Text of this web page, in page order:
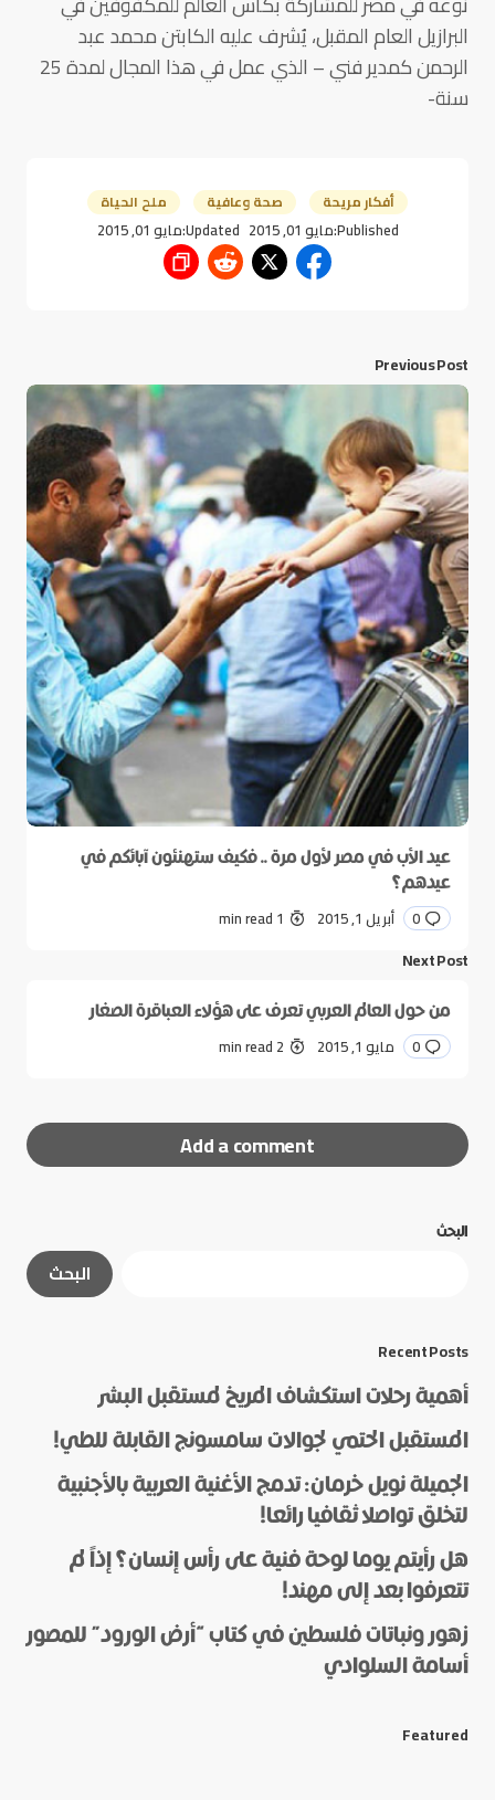
البرازيل العام المقبل، يُشرف عليه الكابتن محمد عبد
الرحمن كمدير فني – الذي عمل في هذا المجال لمدة 25
سنة-
أفكار مريحة صحة وعافية ملح الحياة
Published:مايو 01, 2015 Updated:مايو 01, 2015
Previous Post
عيد الأب في مصر لأول مرة .. فكيف ستهنئون آبائكم في
عيدهم؟
0 أبريل 1, 2015 1 min read
Next Post
من حول العالم العربي تعرف على هؤلاء العباقرة الصغار
0 مايو 1, 2015 2 min read
Add a comment
الحقول الإلزامية
Name
*
E-mail
*
البحث
البحث
Recent Posts
أهمية رحلات استكشاف المريخ لمستقبل البشر
المستقبل الحتمي لجوالات سامسونج القابلة للطي!
الجميلة نويل خرمان: تدمج الأغنية العربية بالأجنبية
لتخلق تواصلا ثقافيا رائعا!
هل رأيتم يوما لوحة فنية على رأس إنسان؟ إذاً لم
تتعرفوا بعد إلى مهند!
زهور ونباتات فلسطين في كتاب “أرض الورود” للمصور
أسامة السلوادي
Featured